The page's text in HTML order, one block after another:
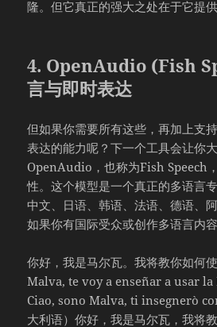
隆。但它真正的强大之处在于它提供
4. OpenAudio (Fish
言与即时表达
但如果你需要所有这些，再加上支
表达的能力呢？下一个工具会让你大
OpenAudio，也称为Fish Speech
性。这个模型是一个真正的多语言
中文、日语、韩语、法语、德语、
如果你有国际受众或创作多语言内
你好，我是马尔瓦。我将教你如何
Malva, te voy a enseñar a usar la
Ciao, sono Malva, ti insegnerò
大利语）你好，我是马尔瓦，我将